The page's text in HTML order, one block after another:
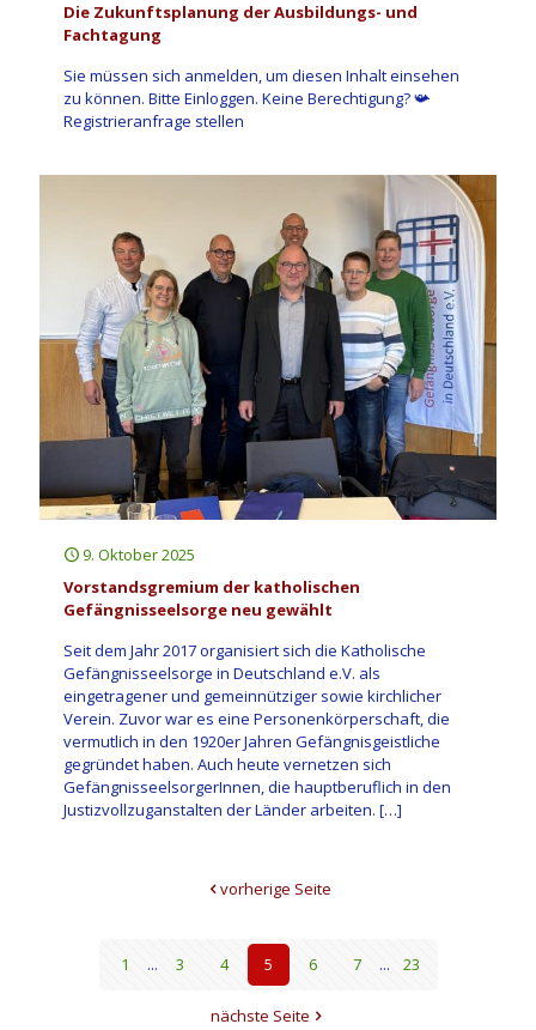
Die Zukunftsplanung der Ausbildungs- und
Fachtagung
Sie müssen sich anmelden, um diesen Inhalt einsehen
zu können. Bitte Einloggen. Keine Berechtigung? 📯
Registrieranfrage stellen
9. Oktober 2025
Vorstandsgremium der katholischen
Gefängnisseelsorge neu gewählt
Seit dem Jahr 2017 organisiert sich die Katholische
Gefängnisseelsorge in Deutschland e.V. als
eingetragener und gemeinnütziger sowie kirchlicher
Verein. Zuvor war es eine Personenkörperschaft, die
vermutlich in den 1920er Jahren Gefängnisgeistliche
gegründet haben. Auch heute vernetzen sich
GefängnisseelsorgerInnen, die hauptberuflich in den
Justizvollzuganstalten der Länder arbeiten. […]
vorherige Seite
1 ... 3 4 5 6 7 ... 23
nächste Seite